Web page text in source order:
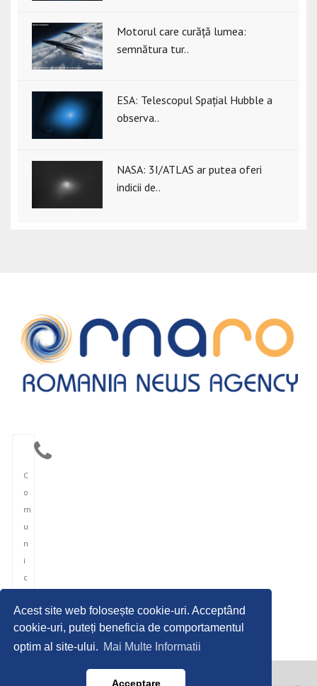
Acest site web folosește cookie-uri. Acceptând
cookie-uri, puteți beneficia de comportamentul
optim al site-ului. Mai Multe Informatii
Acceptare
Motorul care curăță lumea:
semnătura tur..
ESA: Telescopul Spațial Hubble a
observa..
NASA: 3I/ATLAS ar putea oferi
indicii de..
C
o
m
u
n
i
c
r
e